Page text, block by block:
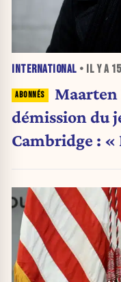
INTERNATIONAL • IL Y A
Maarten
démission du
Cambridge : «